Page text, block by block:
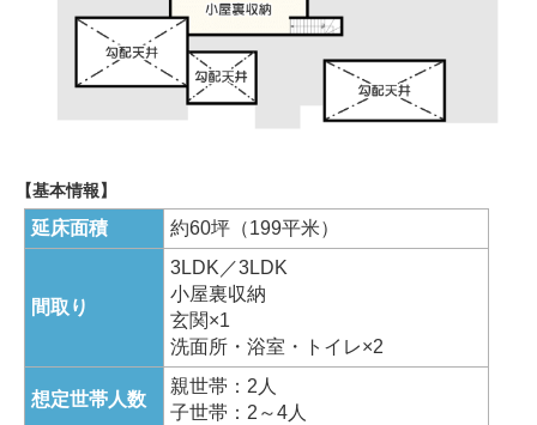
【基本情報】
延床面積 約60坪（199平米）
間取り
3LDK／3LDK
小屋裏収納
玄関×1
洗面所・浴室・トイレ×2
想定世帯人数
親世帯：2人
子世帯：2～4人